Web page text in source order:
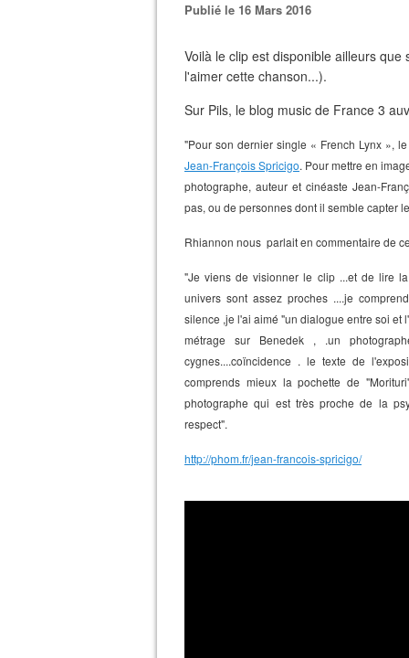
Publié le 16 Mars 2016
Voilà le clip est disponible ailleurs
l'aimer cette chanson...).
Sur Pils, le blog music de France 3
"Pour son dernier single « French Lynx »,
Jean-François Spricigo. Pour mettre en
photographe, auteur et cinéaste Jean-
pas, ou de personnes dont il semble capter
Rhiannon nous parlait en commentaire de
"Je viens de visionner le clip ...et de lire
univers sont assez proches ....je
silence ,je l'ai aimé "un dialogue entre soi et
métrage sur Benedek , .un
cygnes....coïncidence . le texte de
comprends mieux la pochette de
photographe qui est très proche de la
respect".
http://phom.fr/jean-francois-spricigo/